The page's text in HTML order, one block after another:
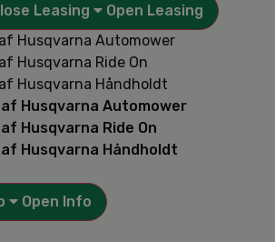
Leasing
Open Leasing
Husqvarna Automower
Husqvarna Ride On
Husqvarna Håndholdt
af Husqvarna Automower
Husqvarna Ride On
af Husqvarna Håndholdt
Open Info